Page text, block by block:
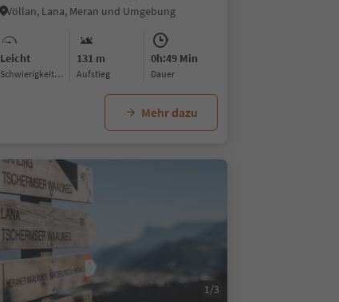
Völlan, Lana, Meran und Umgebung
Leicht
Schwierigkeitsgrad
131 m
Aufstieg
0h:49 Min
Dauer
Mehr dazu
1/3